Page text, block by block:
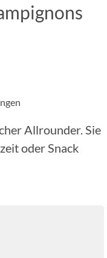
Allrounder. Sie
oder Snack